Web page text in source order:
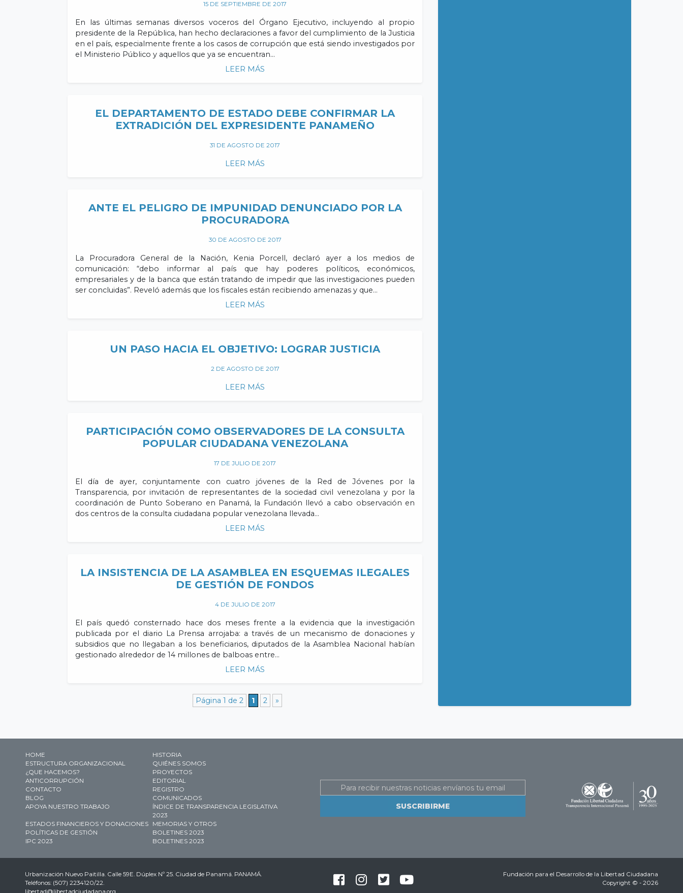
15 DE SEPTIEMBRE DE 2017
En las últimas semanas diversos voceros del Órgano Ejecutivo, incluyendo al propio
presidente de la República, han hecho declaraciones a favor del cumplimiento de la Justicia
en el país, especialmente frente a los casos de corrupción que está siendo investigados por
el Ministerio Público y aquellos que ya se encuentran…
LEER MÁS
EL DEPARTAMENTO DE ESTADO DEBE CONFIRMAR LA
EXTRADICIÓN DEL EXPRESIDENTE PANAMEÑO
31 DE AGOSTO DE 2017
LEER MÁS
ANTE EL PELIGRO DE IMPUNIDAD DENUNCIADO POR LA
PROCURADORA
30 DE AGOSTO DE 2017
La Procuradora General de la Nación, Kenia Porcell, declaró ayer a los medios de
comunicación: “debo informar al país que hay poderes políticos, económicos,
empresariales y de la banca que están tratando de impedir que las investigaciones pueden
ser concluidas”. Reveló además que los fiscales están recibiendo amenazas y que…
LEER MÁS
UN PASO HACIA EL OBJETIVO: LOGRAR JUSTICIA
2 DE AGOSTO DE 2017
LEER MÁS
PARTICIPACIÓN COMO OBSERVADORES DE LA CONSULTA
POPULAR CIUDADANA VENEZOLANA
17 DE JULIO DE 2017
El día de ayer, conjuntamente con cuatro jóvenes de la Red de Jóvenes por la
Transparencia, por invitación de representantes de la sociedad civil venezolana y por la
coordinación de Punto Soberano en Panamá, la Fundación llevó a cabo observación en
dos centros de la consulta ciudadana popular venezolana llevada…
LEER MÁS
LA INSISTENCIA DE LA ASAMBLEA EN ESQUEMAS ILEGALES
DE GESTIÓN DE FONDOS
4 DE JULIO DE 2017
El país quedó consternado hace dos meses frente a la evidencia que la investigación
publicada por el diario La Prensa arrojaba: a través de un mecanismo de donaciones y
subsidios que no llegaban a los beneficiarios, diputados de la Asamblea Nacional habían
gestionado alrededor de 14 millones de balboas entre…
LEER MÁS
Página 1 de 2 1 2 »
HOME
HISTORIA
ESTRUCTURA ORGANIZACIONAL
QUIÉNES SOMOS
¿QUE HACEMOS?
PROYECTOS
ANTICORRUPCIÓN
EDITORIAL
CONTACTO
REGISTRO
BLOG
COMUNICADOS
APOYA NUESTRO TRABAJO
ÍNDICE DE TRANSPARENCIA LEGISLATIVA
2023
ESTADOS FINANCIEROS Y DONACIONES
MEMORIAS Y OTROS
POLÍTICAS DE GESTIÓN
BOLETINES 2023
IPC 2023
BOLETINES 2023
Email
Urbanización Nuevo Paitilla. Calle 59E. Dúplex Nº 25. Ciudad de Panamá. PANAMÁ.
Teléfonos: (507) 2234120/22.
libertad@libertadciudadana.org
Fundación para el Desarrollo de la Libertad Ciudadana
Copyright © - 2026